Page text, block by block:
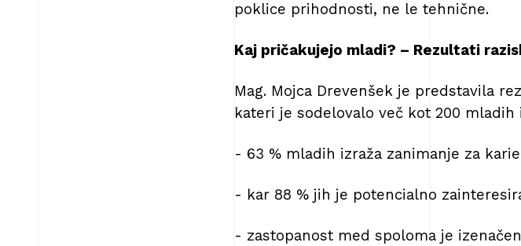
poklice prihodnosti, ne le tehnične.
Kaj pričakujejo mladi? – Rezultati
Mag. Mojca Drevenšek je predstavila
kateri je sodelovalo več kot 200
- 63 % mladih izraža zanimanje za
- kar 88 % jih je potencialno
- zastopanost med spoloma je